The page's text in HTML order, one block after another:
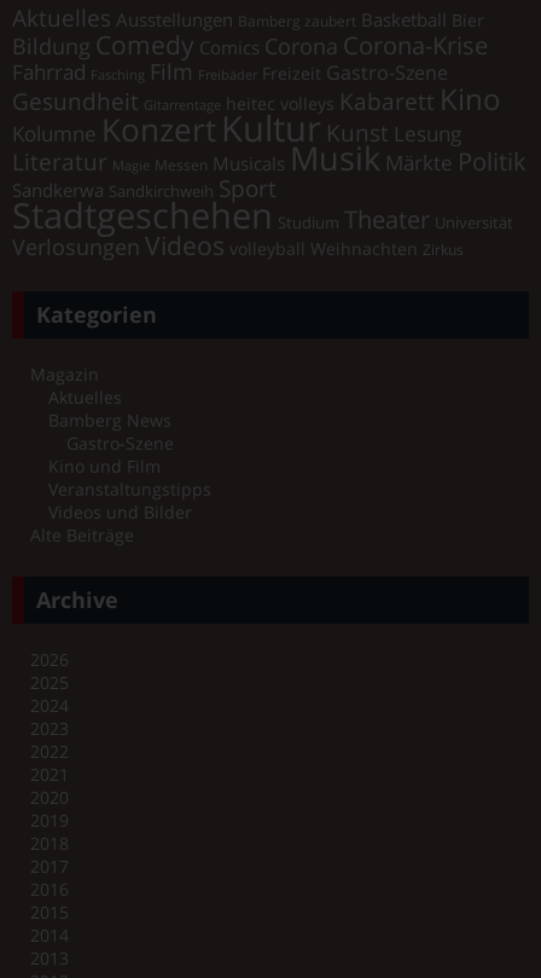
Aktuelles Ausstellungen Bamberg zaubert Basketball Bier
Bildung Comedy Comics Corona Corona-Krise
Fahrrad Fasching Film Freibäder Freizeit Gastro-Szene
Gesundheit Gitarrentage heitec volleys Kabarett Kino
Kolumne Konzert Kultur Kunst Lesung
Literatur Magie Messen Musicals Musik Märkte Politik
Sandkerwa Sandkirchweih Sport
Stadtgeschehen Studium Theater Universität
Verlosungen Videos volleyball Weihnachten Zirkus
Kategorien
Magazin
Aktuelles
Bamberg News
Gastro-Szene
Kino und Film
Veranstaltungstipps
Videos und Bilder
Alte Beiträge
Archive
2026
2025
2024
2023
2022
2021
2020
2019
2018
2017
2016
2015
2014
2013